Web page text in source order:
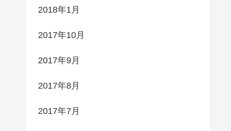
2018年1月
2017年10月
2017年9月
2017年8月
2017年7月